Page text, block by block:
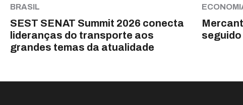
BRASIL
SEST SENAT Summit 2026 conecta
lideranças do transporte aos
grandes temas da atualidade
seguido